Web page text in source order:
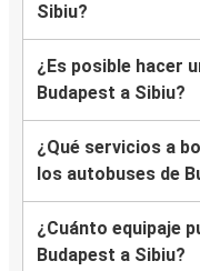
Sibiu?
¿Es posible hacer
Budapest a Sibiu?
¿Qué servicios a
los autobuses de
¿Cuánto equipaje
Budapest a Sibiu?